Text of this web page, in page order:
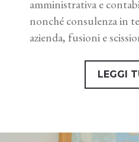
amministrativa e
nonché consulenza in
azienda, fusioni e
LEGGI